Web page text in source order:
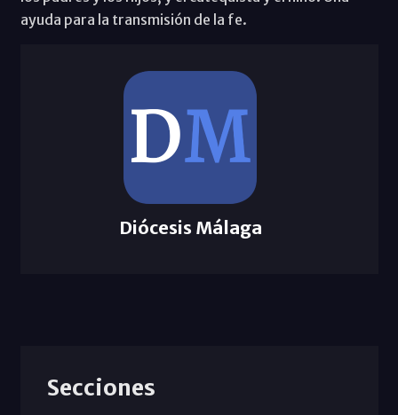
ayuda para la transmisión de la fe.
Diócesis Málaga
Secciones